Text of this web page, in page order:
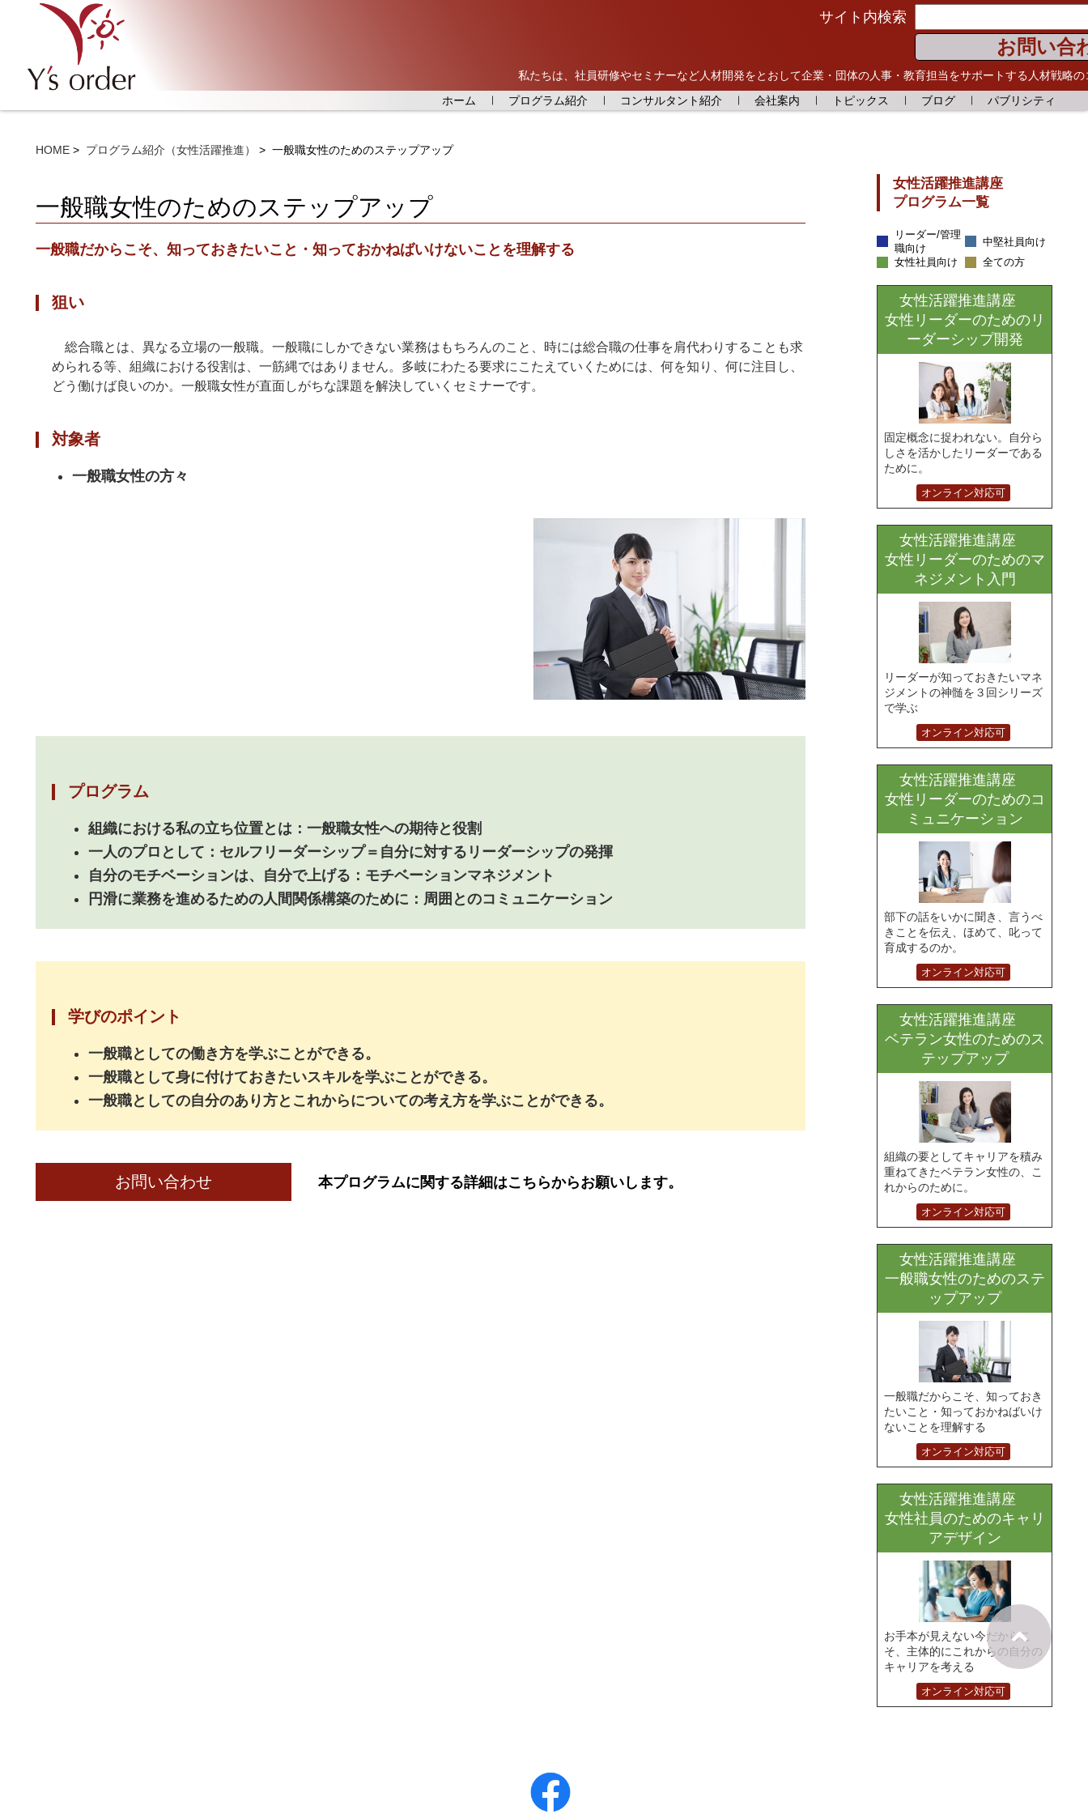
サイト内検索
お問い合
私たちは、社員研修やセミナーなど人材開発をとおして企業・団体の人事・教育担当をサポートする人材戦略
ホーム
プログラム紹介 コンサルタント紹介 会社案内 トピックス ブログ パブリシティ
HOME プログラム紹介（女性活躍推進） 一般職女性のためのステップアップ
一般職女性のためのステップアップ
一般職だからこそ、知っておきたいこと・知っておかねばいけないことを理解する
狙い
総合職とは、異なる立場の一般職。一般職にしかできない業務はもちろんのこと、時には総合職の仕事を肩代わりすることも求
められる等、組織における役割は、一筋縄ではありません。多岐にわたる要求にこたえていくためには、何を知り、何に注目し、
どう働けば良いのか。一般職女性が直面しがちな課題を解決していくセミナーです。
対象者
一般職女性の方々
プログラム
組織における私の立ち位置とは：一般職女性への期待と役割
一人のプロとして：セルフリーダーシップ＝自分に対するリーダーシップの発揮
自分のモチベーションは、自分で上げる：モチベーションマネジメント
円滑に業務を進めるための人間関係構築のために：周囲とのコミュニケーション
学びのポイント
一般職としての働き方を学ぶことができる。
一般職として身に付けておきたいスキルを学ぶことができる。
一般職としての自分のあり方とこれからについての考え方を学ぶことができる。
お問い合わせ 本プログラムに関する詳細はこちらからお願いします。
女性活躍推進講座
プログラム一覧
リーダー/管理
職向け
中堅社員向け
女性社員向け
全ての方
女性活躍推進講座
女性リーダーのためのリ
ーダーシップ開発
固定概念に捉われない。自分ら
しさを活かしたリーダーである
ために。
オンライン対応可
女性活躍推進講座
女性リーダーのためのマ
ネジメント入門
リーダーが知っておきたいマネ
ジメントの神髄を３回シリーズ
で学ぶ
オンライン対応可
女性活躍推進講座
女性リーダーのためのコ
ミュニケーション
部下の話をいかに聞き、言うべ
きことを伝え、ほめて、叱って
育成するのか。
オンライン対応可
女性活躍推進講座
ベテラン女性のためのス
テップアップ
組織の要としてキャリアを積み
重ねてきたベテラン女性の、こ
れからのために。
オンライン対応可
女性活躍推進講座
一般職女性のためのステ
ップアップ
一般職だからこそ、知っておき
たいこと・知っておかねばいけ
ないことを理解する
オンライン対応可
女性活躍推進講座
女性社員のためのキャリ
アデザイン
お手本が見えない今だからこ
そ、主体的にこれからの自分の
キャリアを考える
オンライン対応可